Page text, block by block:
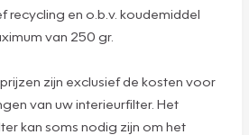
recycling en o.b.v. koudemiddel
van 250 gr.
zijn exclusief de kosten voor
van uw interieurfilter. Het
kan soms nodig zijn om het